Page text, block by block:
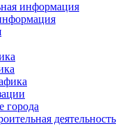
информация
города
деятельность